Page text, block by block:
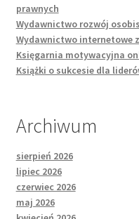
prawnych
Wydawnictwo rozwój
Wydawnictwo internetowe
Księgarnia motywacyjna
Książki o sukcesie dla
Archiwum
sierpień 2026
lipiec 2026
czerwiec 2026
maj 2026